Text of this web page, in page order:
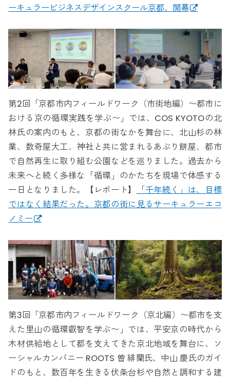
ーキュラービジネスデザインスクール京都、開幕
第2回「京都市内フィールドワーク（市街地編）〜都市に
おける京の循環実践を学ぶ〜」では、COS KYOTOの北
林氏の案内のもと、京都の街なかを舞台に、北山杉の林
業、数奇屋大工、神社と共に営まれるあぶり餅屋、都市
で自然再生に取り組む公園などを巡りました。過去から
未来へと続く多様な「循環」のかたちを現場で体感する
一日となりました。【レポート】
「千年続く」は、目標
ではなく結果だった。京都の街に見るサーキュラーエコ
ノミー
第3回「京都市内フィールドワーク（京北編）〜都市を支
えた里山の循環叡智を学ぶ〜」では、平安京の時代から
木材供給地として都を支えてきた京北地域を舞台に、ソ
ーシャルカンパニー ROOTS 曽 緋蘭氏、中山 慶氏のガイ
ドのもと、数百年を生きる伏条台杉や自然と調和する建